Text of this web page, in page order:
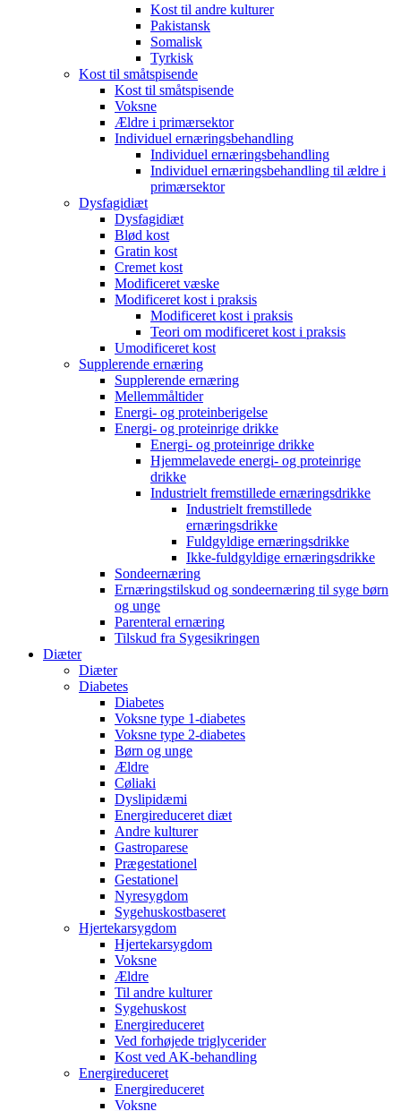
Kost til andre kulturer
Pakistansk
Somalisk
Tyrkisk
Kost til småtspisende
Kost til småtspisende
Voksne
Ældre i primærsektor
Individuel ernæringsbehandling
Individuel ernæringsbehandling
Individuel ernæringsbehandling til ældre i
primærsektor
Dysfagidiæt
Dysfagidiæt
Blød kost
Gratin kost
Cremet kost
Modificeret væske
Modificeret kost i praksis
Modificeret kost i praksis
Teori om modificeret kost i praksis
Umodificeret kost
Supplerende ernæring
Supplerende ernæring
Mellemmåltider
Energi- og proteinberigelse
Energi- og proteinrige drikke
Energi- og proteinrige drikke
Hjemmelavede energi- og proteinrige
drikke
Industrielt fremstillede ernæringsdrikke
Industrielt fremstillede
ernæringsdrikke
Fuldgyldige ernæringsdrikke
Ikke-fuldgyldige ernæringsdrikke
Sondeernæring
Ernæringstilskud og sondeernæring til syge børn
og unge
Parenteral ernæring
Tilskud fra Sygesikringen
Diæter
Diæter
Diabetes
Diabetes
Voksne type 1-diabetes
Voksne type 2-diabetes
Børn og unge
Ældre
Cøliaki
Dyslipidæmi
Energireduceret diæt
Andre kulturer
Gastroparese
Prægestationel
Gestationel
Nyresygdom
Sygehuskostbaseret
Hjertekarsygdom
Hjertekarsygdom
Voksne
Ældre
Til andre kulturer
Sygehuskost
Energireduceret
Ved forhøjede triglycerider
Kost ved AK-behandling
Energireduceret
Energireduceret
Voksne